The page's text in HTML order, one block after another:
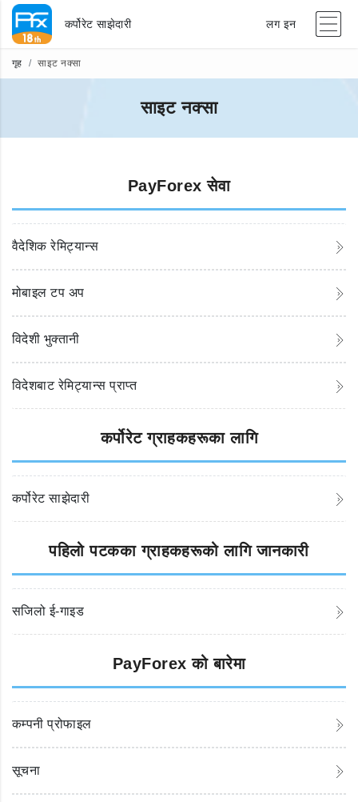
कर्पोरेट साझेदारी लग इन
गृह साइट नक्सा
साइट नक्सा
PayForex सेवा
वैदेशिक रेमिट्यान्स
मोबाइल टप अप
विदेशी भुक्तानी
विदेशबाट रेमिट्यान्स प्राप्त
कर्पोरेट ग्राहकहरूका लागि
कर्पोरेट साझेदारी
पहिलो पटकका ग्राहकहरूको लागि जानकारी
सजिलो ई-गाइड
PayForex को बारेमा
कम्पनी प्रोफाइल
सूचना